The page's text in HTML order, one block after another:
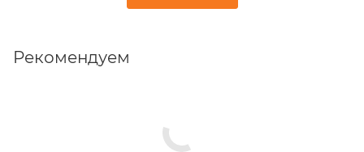
Рекомендуем